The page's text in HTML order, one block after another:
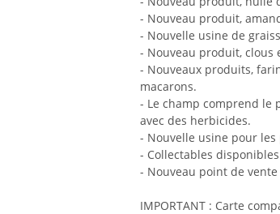
- Nouveau produit,
- Nouvelle usine de
- Nouveau produit,
- Nouveaux produits,
macarons.
- Le champ comprend le
avec des herbicides.
- Nouvelle usine pour
- Collectables
- Nouveau point de
IMPORTANT : Carte